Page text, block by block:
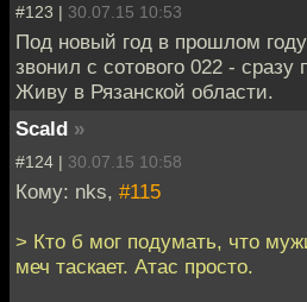
#123 | 30.07.15 10:53
Под новый год в прошлом
звонил с сотового 022 -
Живу в Рязанской области.
Scald »
#124 | 30.07.15 10:58
Кому: nks, #115
> Кто б мог подумать, что
меч таскает. Атас просто.